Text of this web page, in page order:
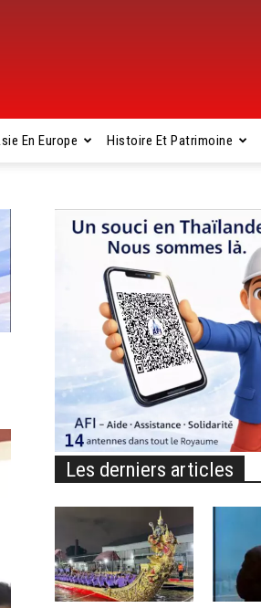
En Europe Histoire Et Patrimoine
Les derniers articles